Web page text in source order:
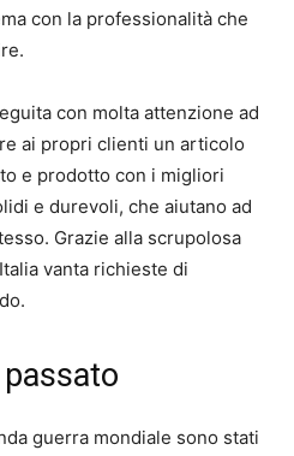
con la professionalità che
con molta attenzione ad
ai propri clienti un articolo
e prodotto con i migliori
e durevoli, che aiutano ad
Grazie alla scrupolosa
vanta richieste di
guerra mondiale sono stati